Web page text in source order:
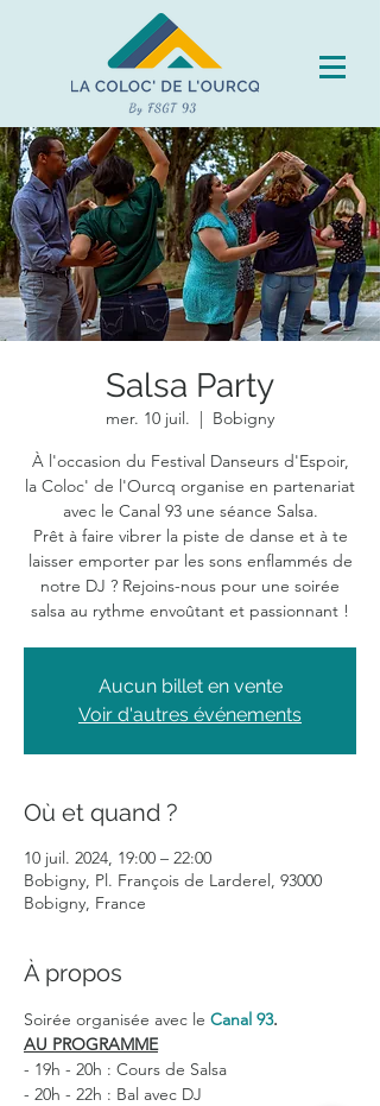
Salsa Party
mer. 10 juil.
  |
Bobigny
À l'occasion du Festival Danseurs d'Espoir,
la Coloc' de l'Ourcq organise en partenariat
avec le Canal 93 une séance Salsa.
Prêt à faire vibrer la piste de danse et à te
laisser emporter par les sons enflammés de
notre DJ ? Rejoins-nous pour une soirée
salsa au rythme envoûtant et passionnant !
Aucun billet en vente
Voir d'autres événements
Où et quand ?
10 juil. 2024, 19:00 – 22:00
Bobigny, Pl. François de Larderel, 93000
Bobigny, France
À propos
Soirée organisée avec le Canal 93.
AU PROGRAMME
- 19h - 20h : Cours de Salsa
- 20h - 22h : Bal avec DJ